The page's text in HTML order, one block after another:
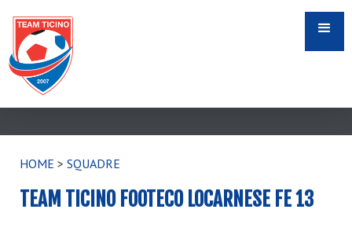
HOME > SQUADRE
TEAM TICINO FOOTECO LOCARNESE FE 13